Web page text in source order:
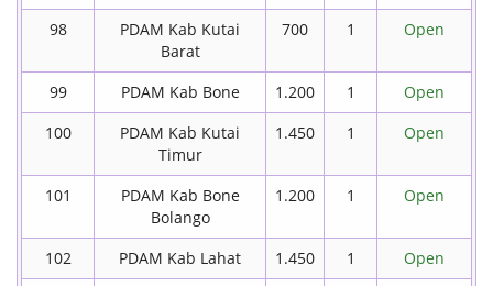
98
PDAM Kab Kutai
Barat
700 1 Open
99 PDAM Kab Bone 1.200 1
Open
100
PDAM Kab Kutai
Timur
1.450 1 Open
101
PDAM Kab Bone
Bolango
1.200 1 Open
102 PDAM Kab Lahat 1.450 1
Open